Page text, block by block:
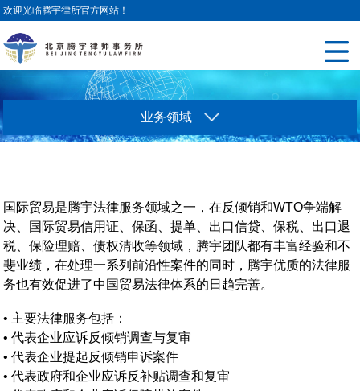
欢迎光临腾宇律所官方网站！
国际贸易是腾宇法律服务领域之一，在反倾销和WTO争端解
决、国际贸易信用证、保函、提单、出口信贷、保税、出口退
税、保险理赔、债权清收等领域，腾宇团队都有丰富经验和不
斐业绩，在处理一系列前沿性案件的同时，腾宇优质的法律服
务也有效促进了中国贸易法律体系的日趋完善。
• 主要法律服务包括：
• 代表企业应诉反倾销调查与复审
• 代表企业提起反倾销申诉案件
• 代表政府和企业应诉反补贴调查和复审
业务领域